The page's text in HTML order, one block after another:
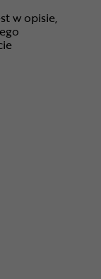
w opisie,